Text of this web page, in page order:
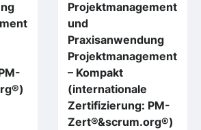
Projektmanagement
und
Praxisanwendung
Projektmanagement
– Kompakt
(internationale
Zertifizierung: PM-
Zert®&scrum.org®)